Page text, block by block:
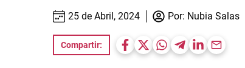
25 de Abril, 2024 Por: Nubia Salas
Compartir: